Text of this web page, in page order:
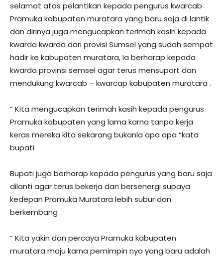
selamat atas pelantikan kepada pengurus kwarcab
Pramuka kabupaten muratara yang baru saja di lantik
dan dirinya juga mengucapkan terimah kasih kepada
kwarda kwarda dari provisi Sumsel yang sudah sempat
hadir ke kabupaten muratara, Ia berharap kepada
kwarda provinsi semsel agar terus mensuport dan
mendukung kwarcab – kwarcap kabupaten muratara .
” Kita mengucapkan terimah kasih kepada pengurus
Pramuka kabupaten yang lama karna tanpa kerja
keras mereka kita sekarang bukanla apa apa “kata
bupati
Bupati juga berharap kepada pengurus yang baru saja
dilanti agar terus bekerja dan bersenergi supaya
kedepan Pramuka Muratara lebih subur dan
berkembang
” Kita yakin dan percaya Pramuka kabupaten
muratara maju karna pemimpin nya yang baru adalah